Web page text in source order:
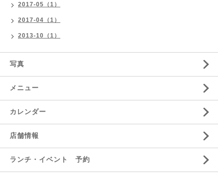
2017-05（1）
2017-04（1）
2013-10（1）
写真
メニュー
カレンダー
店舗情報
ランチ・イベント 予約